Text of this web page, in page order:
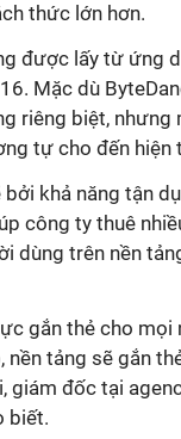
thức lớn hơn.
được lấy từ ứng
Mặc dù
riêng biệt,
tự cho đến hiện
khả năng tận
công ty thuê
dùng trên nền
gắn thẻ cho mọi
tảng sẽ gắn
giám đốc tại
biết.